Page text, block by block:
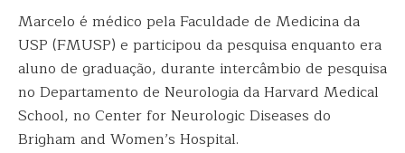
Marcelo é médico pela Faculdade de Medicina da
USP (FMUSP) e participou da pesquisa enquanto era
aluno de graduação, durante intercâmbio de pesquisa
no Departamento de Neurologia da Harvard Medical
School, no Center for Neurologic Diseases do
Brigham and Women’s Hospital.